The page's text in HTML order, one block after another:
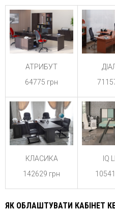
АТРИБУТ
64775 грн
КЛАСИКА
142629 грн
IQ
ЯК ОБЛАШТУВАТИ КАБІНЕТ